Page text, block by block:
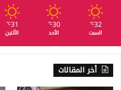
32
℃
السبت
30
℃
الأحد
31
℃
الأثنين
أخر المقالات